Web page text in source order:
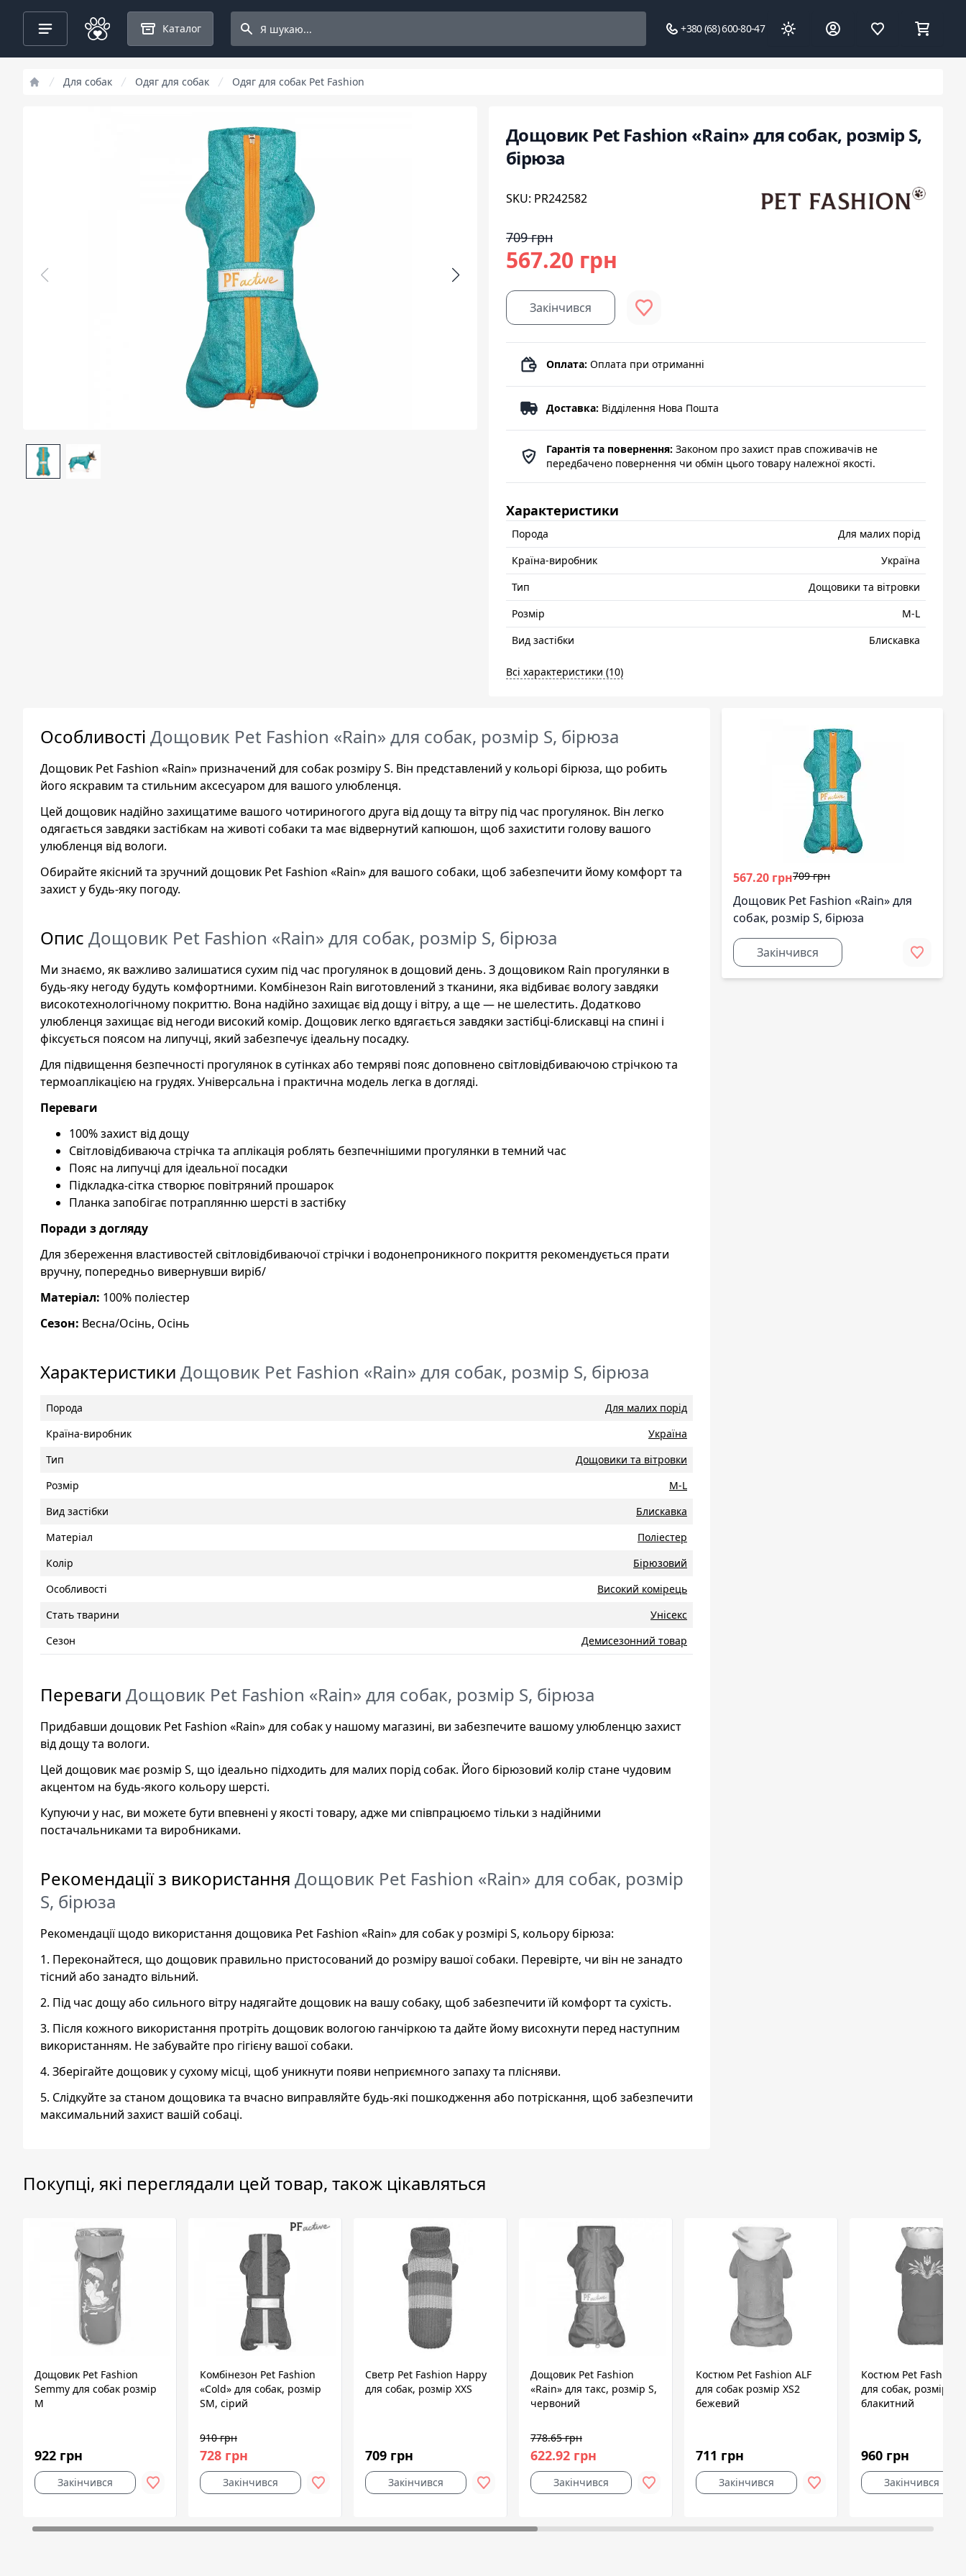
Каталог
Search projects
+380 (68) 600-80-47
Для собак Одяг для собак Одяг для собак Pet Fashion
Дощовик Pet Fashion «Rain» для собак, розмір S,
бірюза
SKU: PR242582
709 грн
567.20 грн
Закінчився
Оплата: Оплата при отриманні
Доставка: Відділення Нова Пошта
Гарантія та повернення: Законом про захист прав споживачів не
передбачено повернення чи обмін цього товару належної якості.
Характеристики
Порода
Для малих порід
Країна-виробник
Україна
Тип
Дощовики та вітровки
Розмір
M-L
Вид застібки
Блискавка
Всі характеристики (10)
Особливості Дощовик Pet Fashion «Rain» для собак, розмір S, бірюза
Дощовик Pet Fashion «Rain» призначений для собак розміру S. Він представлений у кольорі бірюза, що робить
його яскравим та стильним аксесуаром для вашого улюбленця.
Цей дощовик надійно захищатиме вашого чотириногого друга від дощу та вітру під час прогулянок. Він легко
одягається завдяки застібкам на животі собаки та має відвернутий капюшон, щоб захистити голову вашого
улюбленця від вологи.
Обирайте якісний та зручний дощовик Pet Fashion «Rain» для вашого собаки, щоб забезпечити йому комфорт та
захист у будь-яку погоду.
Опис Дощовик Pet Fashion «Rain» для собак, розмір S, бірюза
Ми знаємо, як важливо залишатися сухим під час прогулянок в дощовий день. З дощовиком Rain прогулянки в
будь-яку негоду будуть комфортними. Комбінезон Rain виготовлений з тканини, яка відбиває вологу завдяки
високотехнологічному покриттю. Вона надійно захищає від дощу і вітру, а ще — не шелестить. Додатково
улюбленця захищає від негоди високий комір. Дощовик легко вдягається завдяки застібці-блискавці на спині і
фіксується поясом на липучці, який забезпечує ідеальну посадку.
Для підвищення безпечності прогулянок в сутінках або темряві пояс доповнено світловідбиваючою стрічкою та
термоаплікацією на грудях. Універсальна і практична модель легка в догляді.
Переваги
100% захист від дощу
Світловідбиваюча стрічка та аплікація роблять безпечнішими прогулянки в темний час
Пояс на липучці для ідеальної посадки
Підкладка-сітка створює повітряний прошарок
Планка запобігає потраплянню шерсті в застібку
Поради з догляду
Для збереження властивостей світловідбиваючої стрічки і водонепроникного покриття рекомендується прати
вручну, попередньо вивернувши виріб/
Матеріал: 100% поліестер
Сезон: Весна/Осінь, Осінь
Характеристики Дощовик Pet Fashion «Rain» для собак, розмір S, бірюза
Порода
Для малих порід
Країна-виробник
Україна
Тип
Дощовики та вітровки
Розмір
M-L
Вид застібки
Блискавка
Матеріал
Поліестер
Колір
Бірюзовий
Особливості
Високий комірець
Стать тварини
Унісекс
Сезон
Демисезонний товар
Переваги Дощовик Pet Fashion «Rain» для собак, розмір S, бірюза
Придбавши дощовик Pet Fashion «Rain» для собак у нашому магазині, ви забезпечите вашому улюбленцю захист
від дощу та вологи.
Цей дощовик має розмір S, що ідеально підходить для малих порід собак. Його бірюзовий колір стане чудовим
акцентом на будь-якого кольору шерсті.
Купуючи у нас, ви можете бути впевнені у якості товару, адже ми співпрацюємо тільки з надійними
постачальниками та виробниками.
Рекомендації з використання Дощовик Pet Fashion «Rain» для собак, розмір
S, бірюза
Рекомендації щодо використання дощовика Pet Fashion «Rain» для собак у розмірі S, кольору бірюза:
1. Переконайтеся, що дощовик правильно пристосований до розміру вашої собаки. Перевірте, чи він не занадто
тісний або занадто вільний.
2. Під час дощу або сильного вітру надягайте дощовик на вашу собаку, щоб забезпечити їй комфорт та сухість.
3. Після кожного використання протріть дощовик вологою ганчіркою та дайте йому висохнути перед наступним
використанням. Не забувайте про гігієну вашої собаки.
4. Зберігайте дощовик у сухому місці, щоб уникнути появи неприємного запаху та плісняви.
5. Слідкуйте за станом дощовика та вчасно виправляйте будь-які пошкодження або потріскання, щоб забезпечити
максимальний захист вашій собаці.
567.20 грн709 грн
Дощовик Pet Fashion «Rain» для
собак, розмір S, бірюза
Закінчився
Покупці, які переглядали цей товар, також цікавляться
Дощовик Pet Fashion
Semmy для собак розмір
M
922 грн
Закінчився
Комбінезон Pet Fashion
«Cold» для собак, розмір
SM, сірий
910 грн
728 грн
Закінчився
Светр Pet Fashion Happy
для собак, розмір XXS
709 грн
Закінчився
Дощовик Pet Fashion
«Rain» для такс, розмір S,
червоний
778.65 грн
622.92 грн
Закінчився
Костюм Pet Fashion ALF
для собак розмір XS2
бежевий
711 грн
Закінчився
Костюм Pet Fashion
для собак, розмір XS,
блакитний
960 грн
Закінчився